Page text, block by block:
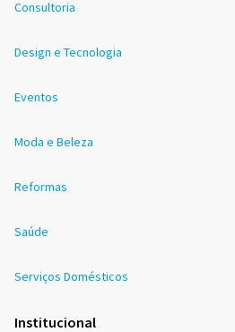
Consultoria
Design e Tecnologia
Eventos
Moda e Beleza
Reformas
Saúde
Serviços Domésticos
Institucional